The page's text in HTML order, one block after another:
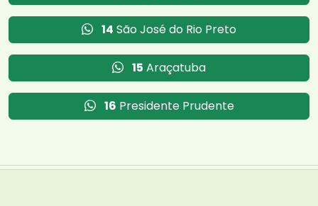
14 São José do Rio Preto
15 Araçatuba
16 Presidente Prudente